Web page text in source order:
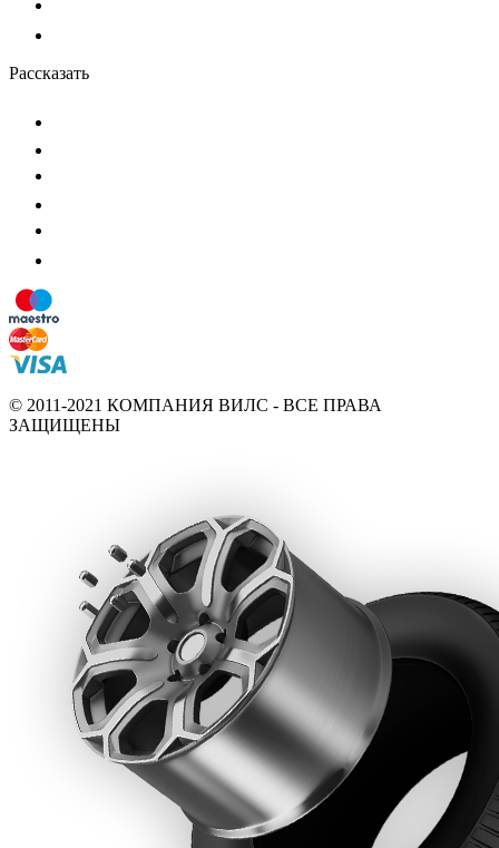
Рассказать
© 2011-2021 КОМПАНИЯ ВИЛС - ВСЕ ПРАВА
ЗАЩИЩЕНЫ